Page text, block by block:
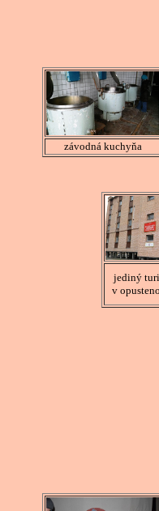
závodná kuchyňa
jediný
v